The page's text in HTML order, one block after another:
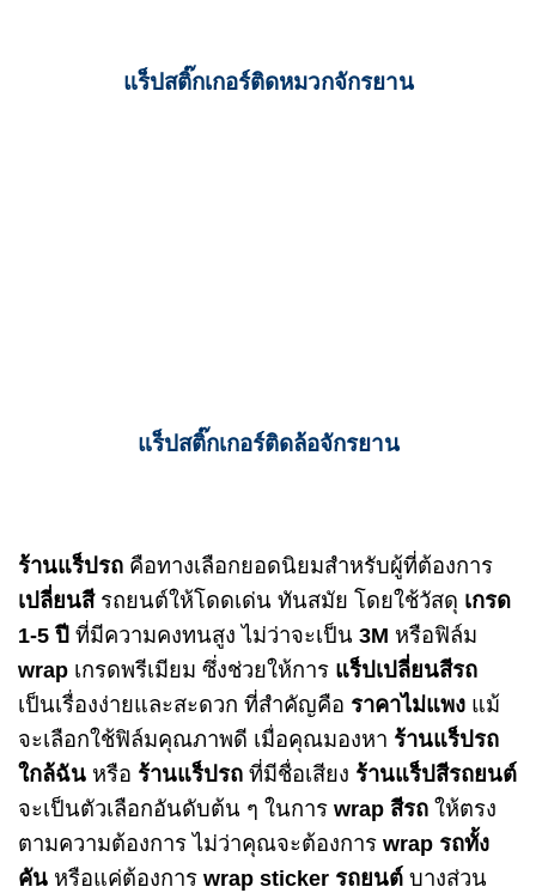
แร็ปสติ๊กเกอร์ติดหมวกจักรยาน
แร็ปสติ๊กเกอร์ติดล้อจักรยาน
ร้านแร็ปรถ คือทางเลือกยอดนิยมสำหรับผู้ที่ต้องการ
เปลี่ยนสีรถยนต์ให้โดดเด่น ทันสมัย โดยใช้วัสดุ เกรด
1-5 ปี ที่มีความคงทนสูง ไม่ว่าจะเป็น 3M หรือฟิล์ม
wrap เกรดพรีเมียม ซึ่งช่วยให้การ แร็ปเปลี่ยนสีรถ
เป็นเรื่องง่ายและสะดวก ที่สำคัญคือ ราคาไม่แพง แม้
จะเลือกใช้ฟิล์มคุณภาพดี เมื่อคุณมองหา ร้านแร็ปรถ
ใกล้ฉัน หรือ ร้านแร็ปรถ ที่มีชื่อเสียง ร้านแร็ปสีรถยนต์
จะเป็นตัวเลือกอันดับต้น ๆ ในการ wrap สีรถ ให้ตรง
ตามความต้องการ ไม่ว่าคุณจะต้องการ wrap รถทั้ง
คัน หรือแค่ต้องการ wrap sticker รถยนต์ บางส่วน